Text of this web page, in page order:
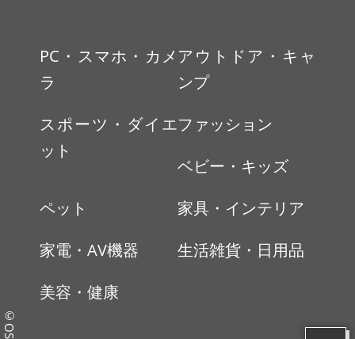
PC・スマホ・カメ
ラ
アウトドア・キャ
ンプ
スポーツ・ダイエ
ット
ファッション
ベビー・キッズ
ペット
家具・インテリア
家電・AV機器
生活雑貨・日用品
美容・健康